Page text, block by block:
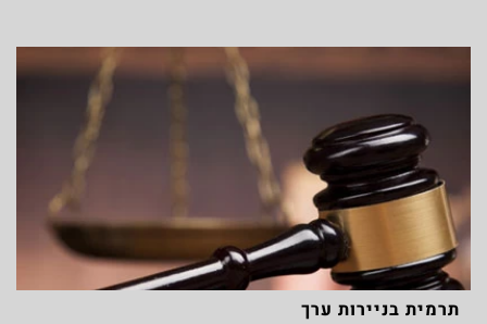
תרמית בניירות ערך